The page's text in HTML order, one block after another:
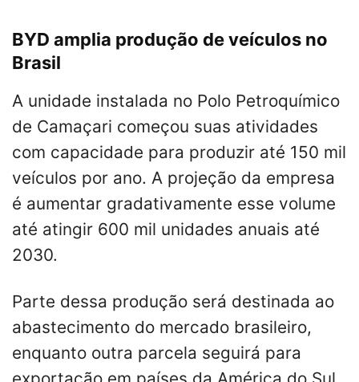
BYD amplia produção de veículos no
Brasil
A unidade instalada no Polo Petroquímico
de Camaçari começou suas atividades
com capacidade para produzir até 150 mil
veículos por ano. A projeção da empresa
é aumentar gradativamente esse volume
até atingir 600 mil unidades anuais até
2030.
Parte dessa produção será destinada ao
abastecimento do mercado brasileiro,
enquanto outra parcela seguirá para